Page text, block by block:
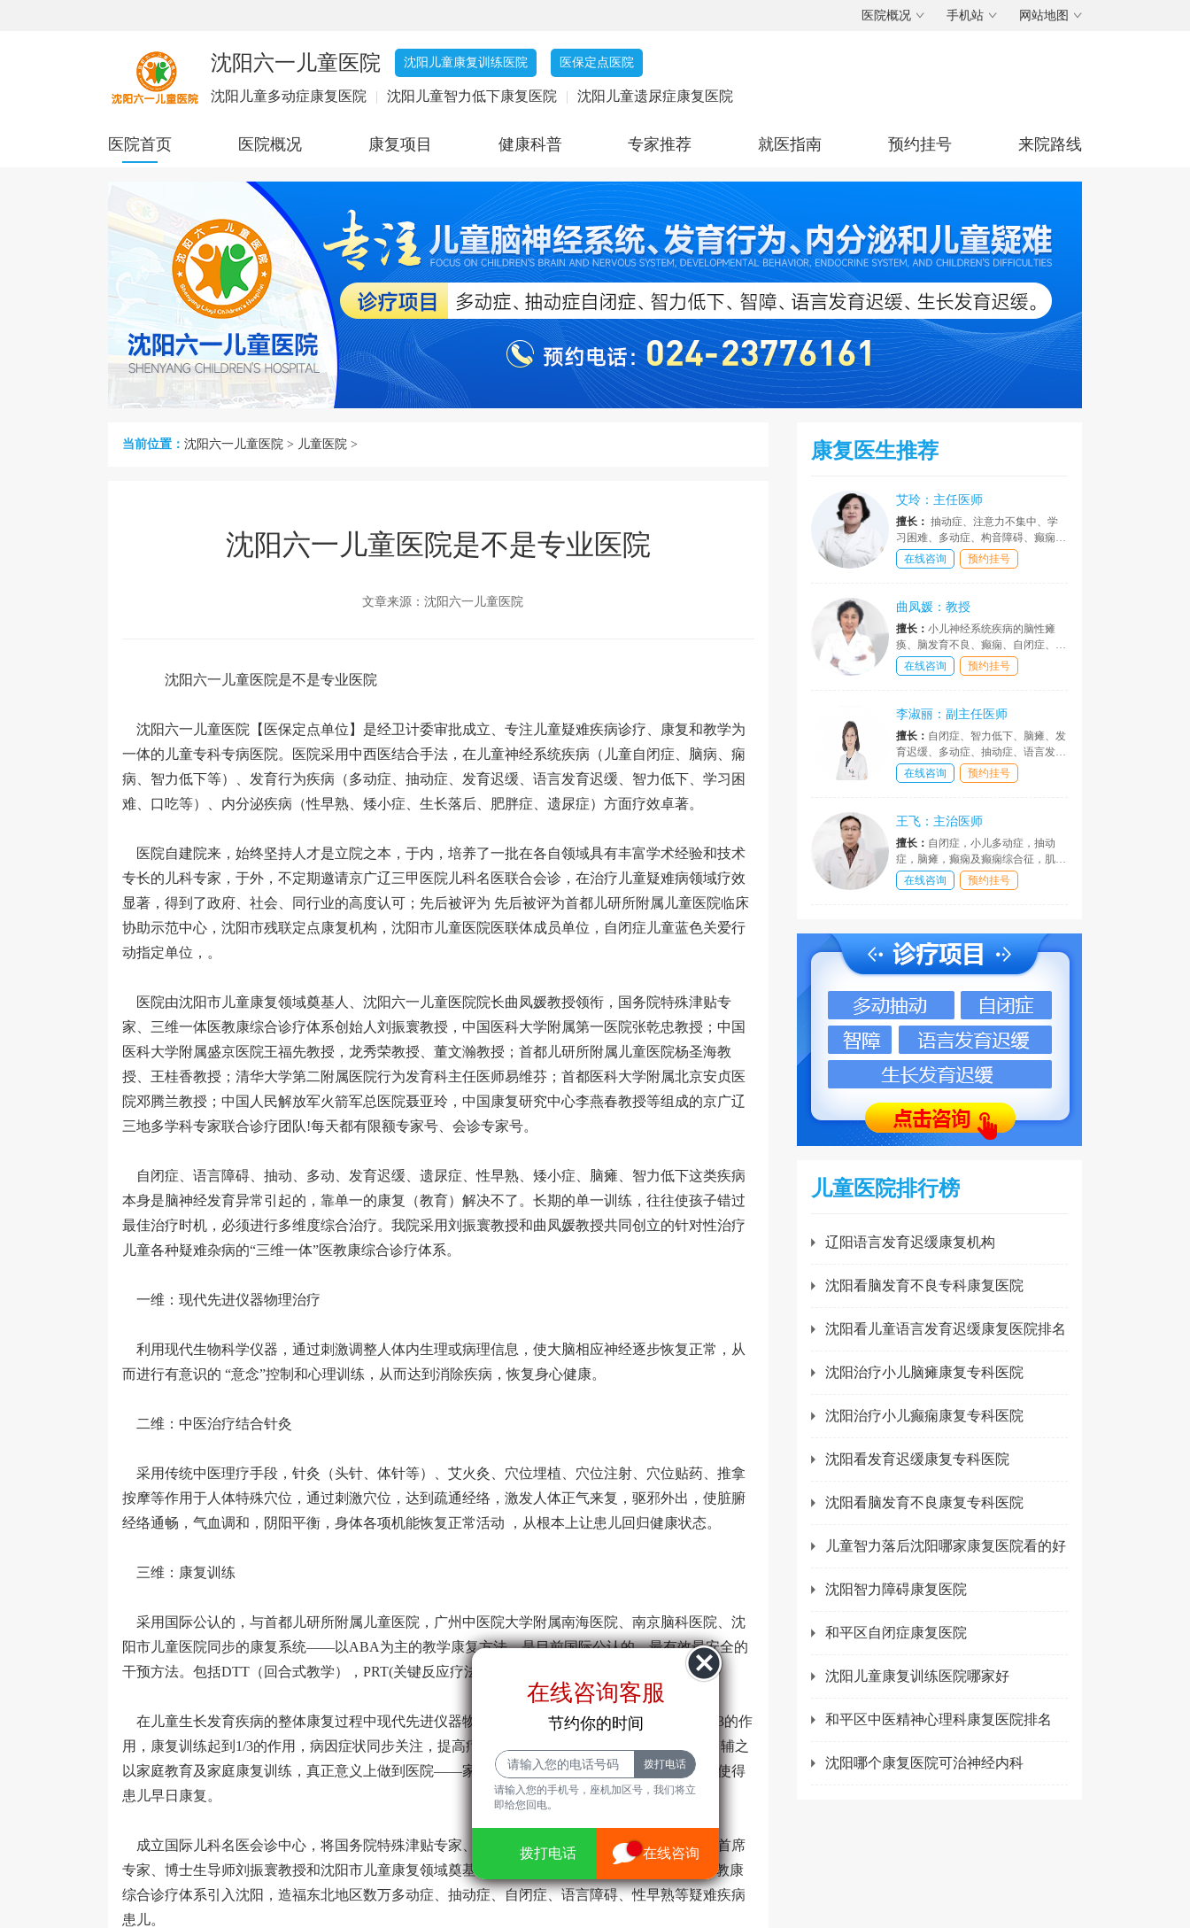
医院概况 手机站 网站地图
沈阳六一儿童医院 沈阳儿童康复训练医院 医保定点医院
沈阳儿童多动症康复医院 | 沈阳儿童智力低下康复医院 | 沈阳儿童遗尿症康复医院
医院首页 医院概况 康复项目 健康科普 专家推荐 就医指南 预约挂号 来院路线
当前位置： 沈阳六一儿童医院 > 儿童医院 >
沈阳六一儿童医院是不是专业医院
文章来源：沈阳六一儿童医院
沈阳六一儿童医院是不是专业医院
沈阳六一儿童医院【医保定点单位】是经卫计委审批成立、专注儿童疑难疾病诊疗、康复和教学为
一体的儿童专科专病医院。医院采用中西医结合手法，在儿童神经系统疾病（儿童自闭症、脑病、痫
病、智力低下等）、发育行为疾病（多动症、抽动症、发育迟缓、语言发育迟缓、智力低下、学习困
难、口吃等）、内分泌疾病（性早熟、矮小症、生长落后、肥胖症、遗尿症）方面疗效卓著。
医院自建院来，始终坚持人才是立院之本，于内，培养了一批在各自领域具有丰富学术经验和技术
专长的儿科专家，于外，不定期邀请京广辽三甲医院儿科名医联合会诊，在治疗儿童疑难病领域疗效
显著，得到了政府、社会、同行业的高度认可；先后被评为 先后被评为首都儿研所附属儿童医院临床
协助示范中心，沈阳市残联定点康复机构，沈阳市儿童医院医联体成员单位，自闭症儿童蓝色关爱行
动指定单位，。
医院由沈阳市儿童康复领域奠基人、沈阳六一儿童医院院长曲凤媛教授领衔，国务院特殊津贴专
家、三维一体医教康综合诊疗体系创始人刘振寰教授，中国医科大学附属第一医院张乾忠教授；中国
医科大学附属盛京医院王福先教授，龙秀荣教授、董文瀚教授；首都儿研所附属儿童医院杨圣海教
授、王桂香教授；清华大学第二附属医院行为发育科主任医师易维芬；首都医科大学附属北京安贞医
院邓腾兰教授；中国人民解放军火箭军总医院聂亚玲，中国康复研究中心李燕春教授等组成的京广辽
三地多学科专家联合诊疗团队!每天都有限额专家号、会诊专家号。
自闭症、语言障碍、抽动、多动、发育迟缓、遗尿症、性早熟、矮小症、脑瘫、智力低下这类疾病
本身是脑神经发育异常引起的，靠单一的康复（教育）解决不了。长期的单一训练，往往使孩子错过
最佳治疗时机，必须进行多维度综合治疗。我院采用刘振寰教授和曲凤媛教授共同创立的针对性治疗
儿童各种疑难杂病的“三维一体”医教康综合诊疗体系。
一维：现代先进仪器物理治疗
利用现代生物科学仪器，通过刺激调整人体内生理或病理信息，使大脑相应神经逐步恢复正常，从
而进行有意识的 “意念”控制和心理训练，从而达到消除疾病，恢复身心健康。
二维：中医治疗结合针灸
采用传统中医理疗手段，针灸（头针、体针等）、艾火灸、穴位埋植、穴位注射、穴位贴药、推拿
按摩等作用于人体特殊穴位，通过刺激穴位，达到疏通经络，激发人体正气来复，驱邪外出，使脏腑
经络通畅，气血调和，阴阳平衡，身体各项机能恢复正常活动 ，从根本上让患儿回归健康状态。
三维：康复训练
采用国际公认的，与首都儿研所附属儿童医院，广州中医院大学附属南海医院、南京脑科医院、沈
阳市儿童医院同步的康复系统——以ABA为主的教学康复方法，是目前国际公认的、最有效最安全的
干预方法。包括DTT（回合式教学），PRT(关键反应疗法），PECS(图片交换沟通系统）。
在儿童生长发育疾病的整体康复过程中现代先进仪器物理治疗起到1/3的作用，中医治疗起到1/3的作
用，康复训练起到1/3的作用，病因症状同步关注，提高疗效，缩短治疗周期，让家长少走弯路。辅之
以家庭教育及家庭康复训练，真正意义上做到医院——家庭——社会多重康复教育于一体，最终使得
患儿早日康复。
成立国际儿科名医会诊中心，将国务院特殊津贴专家、广州中医药大学附属南海妇产儿童医院首席
专家、博士生导师刘振寰教授和沈阳市儿童康复领域奠基人曲凤媛教授共同创立的“三维一体”医教康
综合诊疗体系引入沈阳，造福东北地区数万多动症、抽动症、自闭症、语言障碍、性早熟等疑难疾病
患儿。
在线咨询客服
节约你的时间
请输入您的手机号，座机加区号，我们
拨打电话 在线咨询
康复医生推荐
艾玲：主任医师
擅长： 抽动症、注意力不集中、学
习困难、多动症、构音障碍、癫痫、
矮小症、儿童心理疾病等诊疗具有丰
富的临床经验。
在线咨询 预约挂号
曲凤媛：教授
擅长： 小儿神经系统疾病的脑性瘫
痪、脑发育不良、癫痫、自闭症、语
言障碍、语言发育迟缓、口吃等儿童
疑难病的诊断和治疗，以及神经遗传
治疗，手术后患者康复治疗。
在线咨询 预约挂号
李淑丽：副主任医师
擅长： 自闭症、智力低下、脑瘫、发
育迟缓、多动症、抽动症、语言发育
迟缓、癫痫、口吃、构音障碍、遗尿
症、矮小症、性早熟、肥胖症等儿童
疑难疾病的的临床科研、指导、干预
在线咨询 预约挂号
王飞：主治医师
擅长： 自闭症，小儿多动症，抽动
症，脑瘫，癫痫及癫痫综合征，肌无
力，精神发育迟滞，语言发育障碍，
网恋及学习困难，情绪和行为障碍，
在线咨询 预约挂号
儿童医院排行榜
辽阳语言发育迟缓康复机构
沈阳看脑发育不良专科康复医院
沈阳看儿童语言发育迟缓康复医院排名
沈阳治疗小儿脑瘫康复专科医院
沈阳治疗小儿癫痫康复专科医院
沈阳看发育迟缓康复专科医院
沈阳看脑发育不良康复专科医院
儿童智力落后沈阳哪家康复医院看的好
沈阳智力障碍康复医院
和平区自闭症康复医院
沈阳儿童康复训练医院哪家好
和平区中医精神心理科康复医院排名
沈阳哪个康复医院可治神经内科
在线咨询客服
节约你的时间
请输入您的手机号，座机加区号，我们将立
即给您回电。
拨打电话 在线咨询